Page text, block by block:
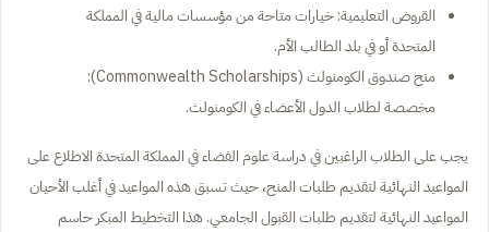
القروض التعليمية: خيارات متاحة من مؤسسات مالية في المملكة
المتحدة أو في بلد الطالب الأم.
منح صندوق الكومنولث (Commonwealth Scholarships):
مخصصة لطلاب الدول الأعضاء في الكومنولث.
يجب على الطلاب الراغبين في دراسة علوم الفضاء في المملكة المتحدة الاطلاع على
المواعيد النهائية لتقديم طلبات المنح، حيث تسبق هذه المواعيد في أغلب الأحيان
المواعيد النهائية لتقديم طلبات القبول الجامعي. هذا التخطيط المبكر حاسم